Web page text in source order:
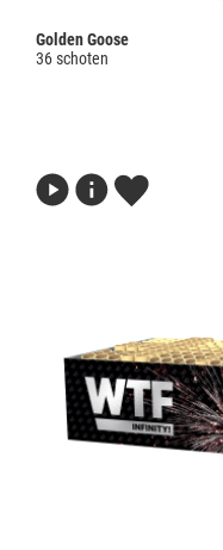
Golden Goose
36 schoten